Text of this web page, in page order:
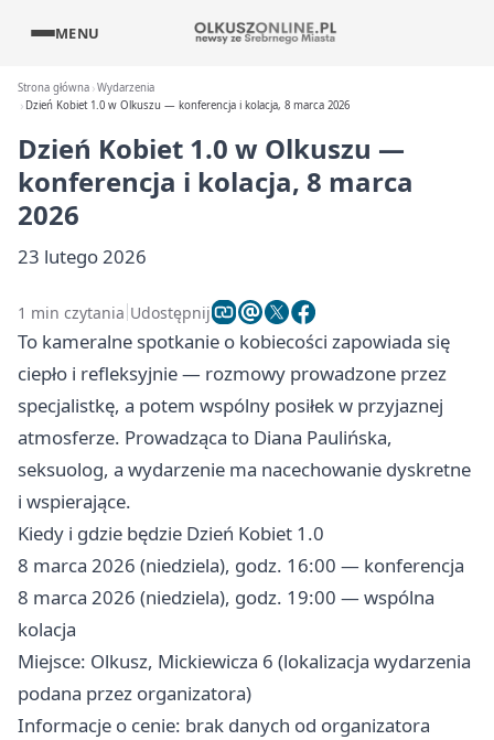
MENU
Strona główna Wydarzenia
Dzień Kobiet 1.0 w Olkuszu — konferencja i kolacja, 8 marca 2026
Dzień Kobiet 1.0 w Olkuszu —
konferencja i kolacja, 8 marca
2026
23 lutego 2026
1 min czytania Udostępnij
To kameralne spotkanie o kobiecości zapowiada się
ciepło i refleksyjnie — rozmowy prowadzone przez
specjalistkę, a potem wspólny posiłek w przyjaznej
atmosferze. Prowadząca to Diana Paulińska,
seksuolog, a wydarzenie ma nacechowanie dyskretne
i wspierające.
Kiedy i gdzie będzie Dzień Kobiet 1.0
8 marca 2026 (niedziela), godz. 16:00 — konferencja
8 marca 2026 (niedziela), godz. 19:00 — wspólna
kolacja
Miejsce: Olkusz, Mickiewicza 6 (lokalizacja wydarzenia
podana przez organizatora)
Informacje o cenie: brak danych od organizatora